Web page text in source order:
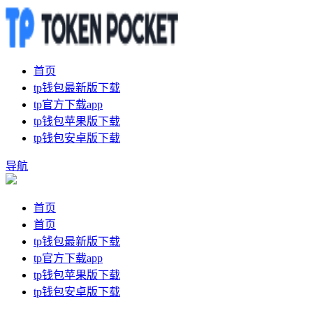
首页
tp钱包最新版下载
tp官方下载app
tp钱包苹果版下载
tp钱包安卓版下载
导航
首页
首页
tp钱包最新版下载
tp官方下载app
tp钱包苹果版下载
tp钱包安卓版下载